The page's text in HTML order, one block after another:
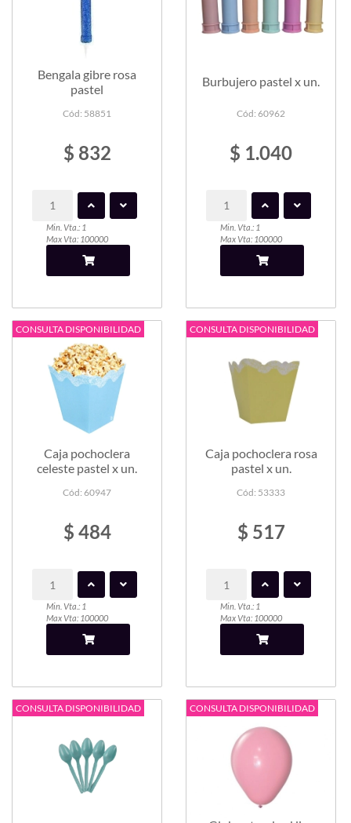
Bengala gibre rosa
pastel
Cód: 58851
$ 832
Min. Vta.: 1
Max Vta: 100000
Burbujero pastel x un.
Cód: 60962
$ 1.040
Min. Vta.: 1
Max Vta: 100000
CONSULTA DISPONIBILIDAD
Caja pochoclera
celeste pastel x un.
Cód: 60947
$ 484
Min. Vta.: 1
Max Vta: 100000
CONSULTA DISPONIBILIDAD
Caja pochoclera rosa
pastel x un.
Cód: 53333
$ 517
Min. Vta.: 1
Max Vta: 100000
CONSULTA DISPONIBILIDAD CONSULTA DISPONIBILIDAD